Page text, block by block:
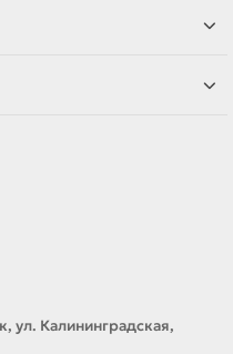
ул. Калининградская,